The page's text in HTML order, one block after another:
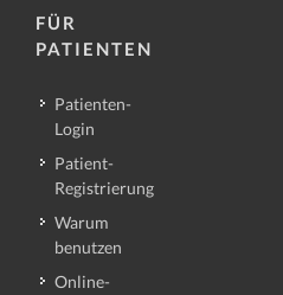
FÜR
PATIENTEN
Patienten-
Login
Patient-
Registrierung
Warum
benutzen
Online-